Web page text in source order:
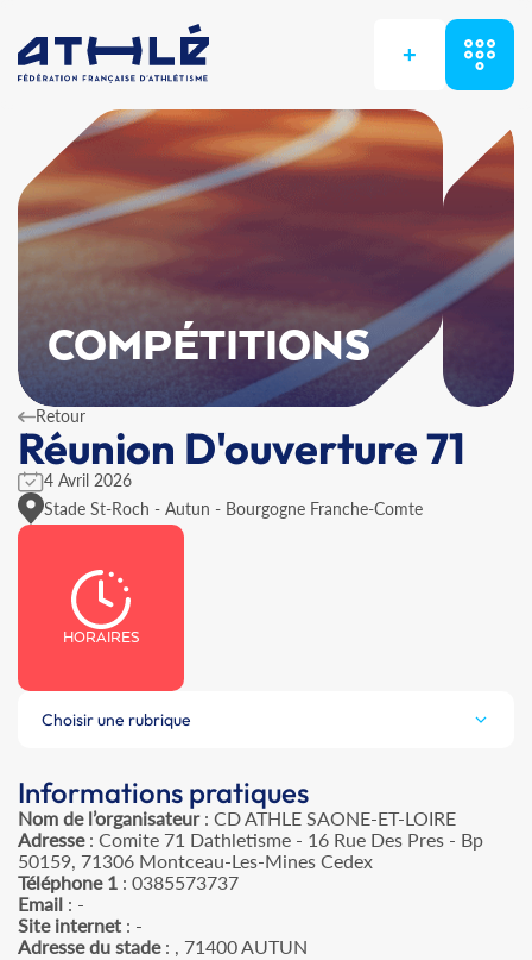
+
COMPÉTITIONS
Retour
Réunion D'ouverture 71
4 Avril 2026
Stade St-Roch - Autun - Bourgogne Franche-Comte
HORAIRES
Choisir une rubrique
Informations pratiques
Nom de l’organisateur: CD ATHLE SAONE-ET-LOIRE
Adresse: Comite 71 Dathletisme - 16 Rue Des Pres - Bp
50159, 71306 Montceau-Les-Mines Cedex
Téléphone 1 : 0385573737
Email : -
Site internet : -
Adresse du stade: , 71400 AUTUN